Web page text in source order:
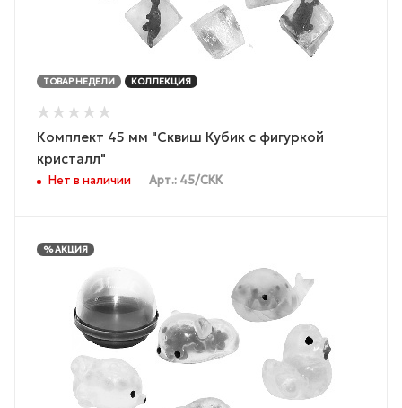
ТОВАР НЕДЕЛИ КОЛЛЕКЦИЯ
Комплект 45 мм "Сквиш Кубик с фигуркой
кристалл"
Нет в наличии Арт.: 45/СКК
% АКЦИЯ